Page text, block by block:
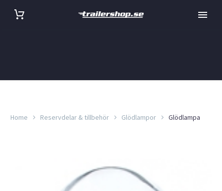
Home Reservdelar & tillbehör Glödlampor Glödlampa